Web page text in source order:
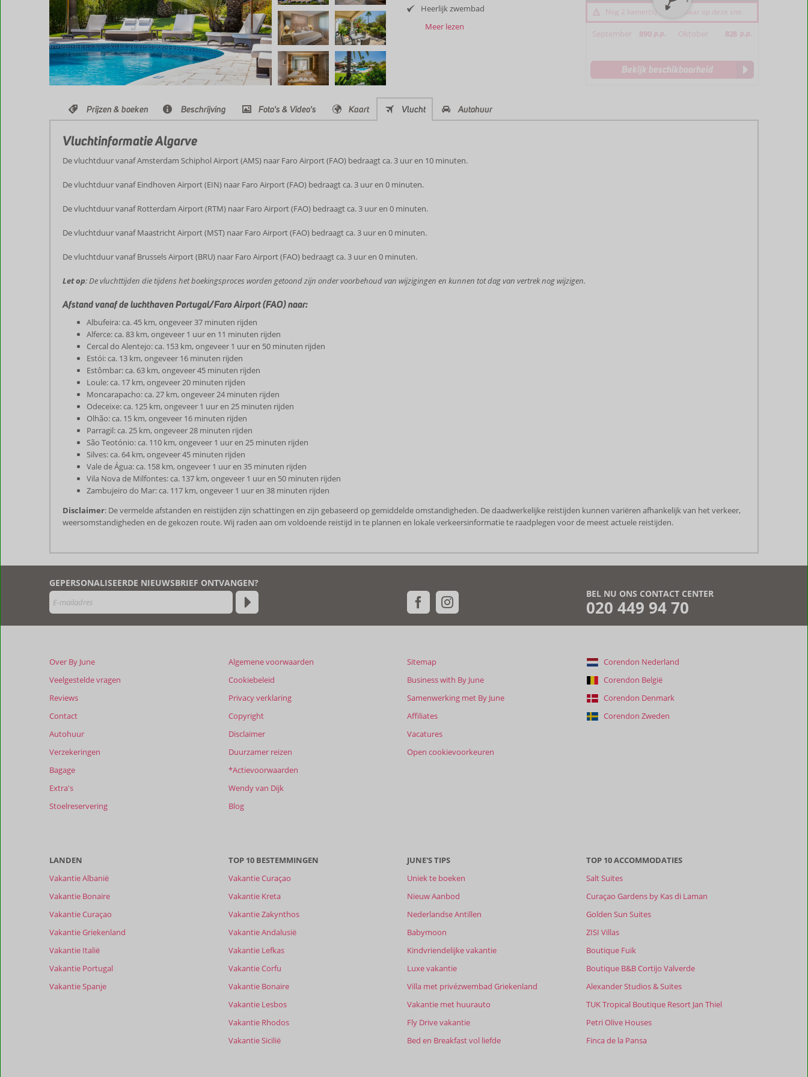
Heerlijk zwembad
Meer lezen
Nog 2 kamer(s) beschikbaar op deze site
September 890 p.p. Oktober 828 p.p.
Bekijk beschikbaarheid
Prijzen & boeken Beschrijving Foto's & Video's Kaart Vlucht Autohuur
Vluchtinformatie Algarve
De vluchtduur vanaf Amsterdam Schiphol Airport (AMS) naar Faro Airport (FAO) bedraagt ca. 3 uur en 10 minuten.
De vluchtduur vanaf Eindhoven Airport (EIN) naar Faro Airport (FAO) bedraagt ca. 3 uur en 0 minuten.
De vluchtduur vanaf Rotterdam Airport (RTM) naar Faro Airport (FAO) bedraagt ca. 3 uur en 0 minuten.
De vluchtduur vanaf Maastricht Airport (MST) naar Faro Airport (FAO) bedraagt ca. 3 uur en 0 minuten.
De vluchtduur vanaf Brussels Airport (BRU) naar Faro Airport (FAO) bedraagt ca. 3 uur en 0 minuten.
Let op: De vluchttijden die tijdens het boekingsproces worden getoond zijn onder voorbehoud van wijzigingen en kunnen tot dag van vertrek nog wijzigen.
Afstand vanaf de luchthaven Portugal/Faro Airport (FAO) naar:
Albufeira: ca. 45 km, ongeveer 37 minuten rijden
Alferce: ca. 83 km, ongeveer 1 uur en 11 minuten rijden
Cercal do Alentejo: ca. 153 km, ongeveer 1 uur en 50 minuten rijden
Estói: ca. 13 km, ongeveer 16 minuten rijden
Estômbar: ca. 63 km, ongeveer 45 minuten rijden
Loule: ca. 17 km, ongeveer 20 minuten rijden
Moncarapacho: ca. 27 km, ongeveer 24 minuten rijden
Odeceixe: ca. 125 km, ongeveer 1 uur en 25 minuten rijden
Olhão: ca. 15 km, ongeveer 16 minuten rijden
Parragil: ca. 25 km, ongeveer 28 minuten rijden
São Teotónio: ca. 110 km, ongeveer 1 uur en 25 minuten rijden
Silves: ca. 64 km, ongeveer 45 minuten rijden
Vale de Água: ca. 158 km, ongeveer 1 uur en 35 minuten rijden
Vila Nova de Milfontes: ca. 137 km, ongeveer 1 uur en 50 minuten rijden
Zambujeiro do Mar: ca. 117 km, ongeveer 1 uur en 38 minuten rijden
Disclaimer: De vermelde afstanden en reistijden zijn schattingen en zijn gebaseerd op gemiddelde omstandigheden. De daadwerkelijke reistijden kunnen variëren afhankelijk van het verkeer,
weersomstandigheden en de gekozen route. Wij raden aan om voldoende reistijd in te plannen en lokale verkeersinformatie te raadplegen voor de meest actuele reistijden.
door
onze
klanten
in
Vila
zijn
worden
relevantie
de
getoonde
te
garanderen.
info
over
BEL NU ONS CONTACT CENTER
020 449 94 70
GEPERSONALISEERDE NIEUWSBRIEF ONTVANGEN?
Over By June
Veelgestelde vragen
Reviews
Contact
Autohuur
Verzekeringen
Bagage
Extra's
Stoelreservering
Algemene voorwaarden
Cookiebeleid
Privacy verklaring
Copyright
Disclaimer
Duurzamer reizen
*Actievoorwaarden
Wendy van Dijk
Blog
Sitemap
Business with By June
Samenwerking met By June
Affiliates
Vacatures
Open cookievoorkeuren
Corendon Nederland
Corendon België
Corendon Denmark
Corendon Zweden
LANDEN
Vakantie Albanië
Vakantie Bonaire
Vakantie Curaçao
Vakantie Griekenland
Vakantie Italië
Vakantie Portugal
Vakantie Spanje
TOP 10 BESTEMMINGEN
Vakantie Curaçao
Vakantie Kreta
Vakantie Zakynthos
Vakantie Andalusië
Vakantie Lefkas
Vakantie Corfu
Vakantie Bonaire
Vakantie Lesbos
Vakantie Rhodos
Vakantie Sicilië
JUNE'S TIPS
Uniek te boeken
Nieuw Aanbod
Nederlandse Antillen
Babymoon
Kindvriendelijke vakantie
Luxe vakantie
Villa met privézwembad Griekenland
Vakantie met huurauto
Fly Drive vakantie
Bed en Breakfast vol liefde
TOP 10 ACCOMMODATIES
Salt Suites
Curaçao Gardens by Kas di Laman
Golden Sun Suites
ZISI Villas
Boutique Fuik
Boutique B&B Cortijo Valverde
Alexander Studios & Suites
TUK Tropical Boutique Resort Jan Thiel
Petri Olive Houses
Finca de la Pansa